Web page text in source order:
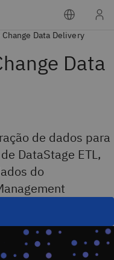
Data Delivery
Data
de dados para
DataStage ETL,
do